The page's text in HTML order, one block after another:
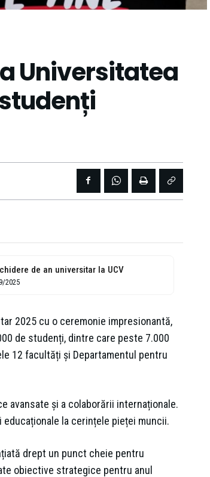
Universitatea
de an universitar la UCV
2025
2025 cu o ceremonie impresionantă,
de studenți, dintre care peste 7.000
12 facultăți și Departamentul pentru
avansate și a colaborării internaționale.
la cerințele pieței muncii.
drept un punct cheie pentru
obiective strategice pentru anul